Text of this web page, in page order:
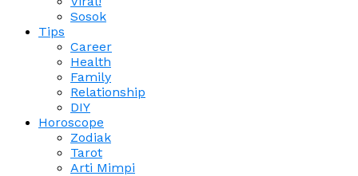
Sosok
Tips
Career
Health
Family
Relationship
DIY
Horoscope
Zodiak
Tarot
Arti Mimpi